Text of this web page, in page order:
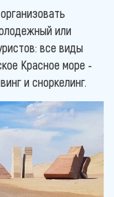
или
все виды
Красное море -
и сноркелинг.